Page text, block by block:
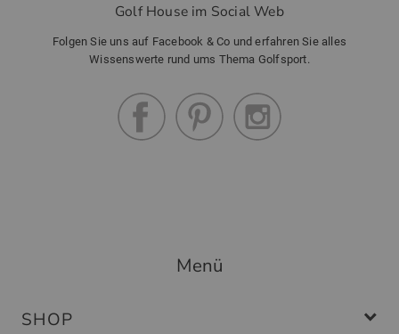
Golf House im Social Web
Folgen Sie uns auf Facebook & Co und erfahren Sie alles
Wissenswerte rund ums Thema Golfsport.
Menü
SHOP